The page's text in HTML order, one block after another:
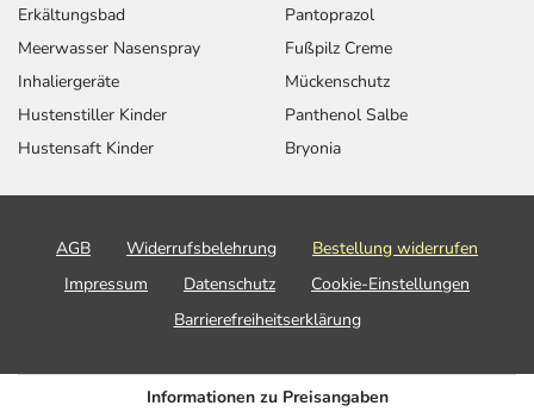
Erkältungsbad
Meerwasser Nasenspray
Inhaliergeräte
Hustenstiller Kinder
Hustensaft Kinder
Pantoprazol
Fußpilz Creme
Mückenschutz
Panthenol Salbe
Bryonia
AGB Widerrufsbelehrung
Bestellung widerrufen
Impressum
Datenschutz
Cookie-Einstellungen
Barrierefreiheitserklärung
Informationen zu Preisangaben